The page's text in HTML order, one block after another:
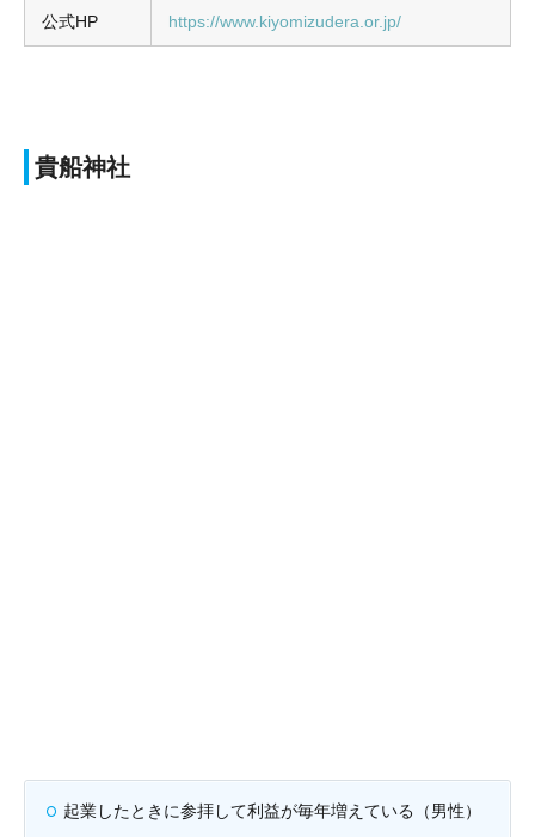
公式HP https://www.kiyomizudera.or.jp/
貴船神社
起業したときに参拝して利益が毎年増えている（男性）